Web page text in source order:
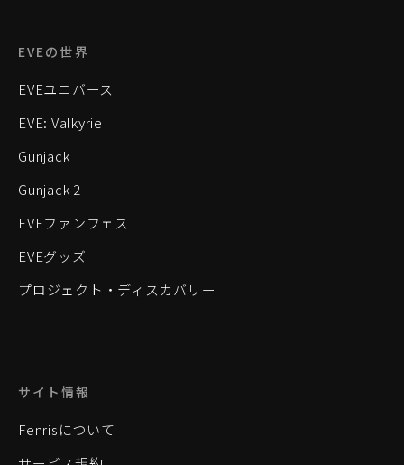
EVEの世界
EVEユニバース
EVE: Valkyrie
Gunjack
Gunjack 2
EVEファンフェス
EVEグッズ
プロジェクト・ディスカバリー
サイト情報
Fenrisについて